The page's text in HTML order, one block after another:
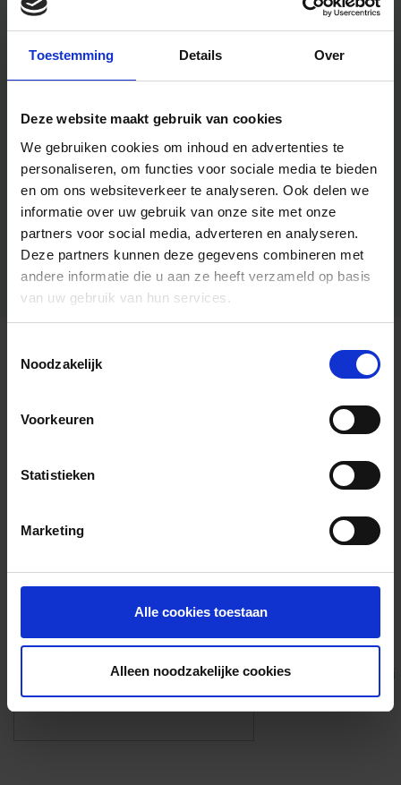
Toestemming Details Over
Deze website maakt gebruik van cookies
We gebruiken cookies om inhoud en advertenties te
personaliseren, om functies voor sociale media te bieden
en om ons websiteverkeer te analyseren. Ook delen we
informatie over uw gebruik van onze site met onze
partners voor social media, adverteren en analyseren.
Deze partners kunnen deze gegevens combineren met
andere informatie die u aan ze heeft verzameld op basis
van uw gebruik van hun services.
Noodzakelijk
Voorkeuren
Statistieken
Marketing
Alle cookies toestaan
Alleen noodzakelijke cookies
Algemene informatie
Foto’s ({{photos.length}})
Eigen foto’s